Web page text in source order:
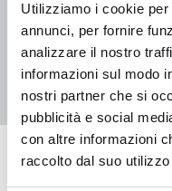
Utilizziamo i cookie
annunci, per fornire
analizzare il nostro
informazioni sul modo
nostri partner che si
pubblicità e social
con altre informazioni
raccolto dal suo
1
Eventi in